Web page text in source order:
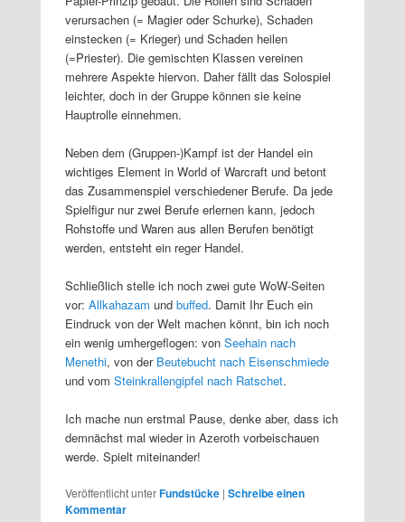
verursachen (= Magier oder Schurke), Schaden
einstecken (= Krieger) und Schaden heilen
(=Priester). Die gemischten Klassen vereinen
mehrere Aspekte hiervon. Daher fällt das Solospiel
leichter, doch in der Gruppe können sie keine
Hauptrolle einnehmen.
Neben dem (Gruppen-)Kampf ist der Handel ein
wichtiges Element in World of Warcraft und betont
das Zusammenspiel verschiedener Berufe. Da jede
Spielfigur nur zwei Berufe erlernen kann, jedoch
Rohstoffe und Waren aus allen Berufen benötigt
werden, entsteht ein reger Handel.
Schließlich stelle ich noch zwei gute WoW-Seiten
vor:Allkahazam undbuffed. Damit Ihr Euch ein
Eindruck von der Welt machen könnt, bin ich noch
ein wenig umhergeflogen: vonSeehain nach
Menethi, von der Beutebucht nach Eisenschmiede
und vomSteinkrallengipfel nach Ratschet.
Ich mache nun erstmal Pause, denke aber, dass ich
demnächst mal wieder in Azeroth vorbeischauen
werde. Spielt miteinander!
Veröffentlicht unterFundstücke |Schreibe einen
Kommentar